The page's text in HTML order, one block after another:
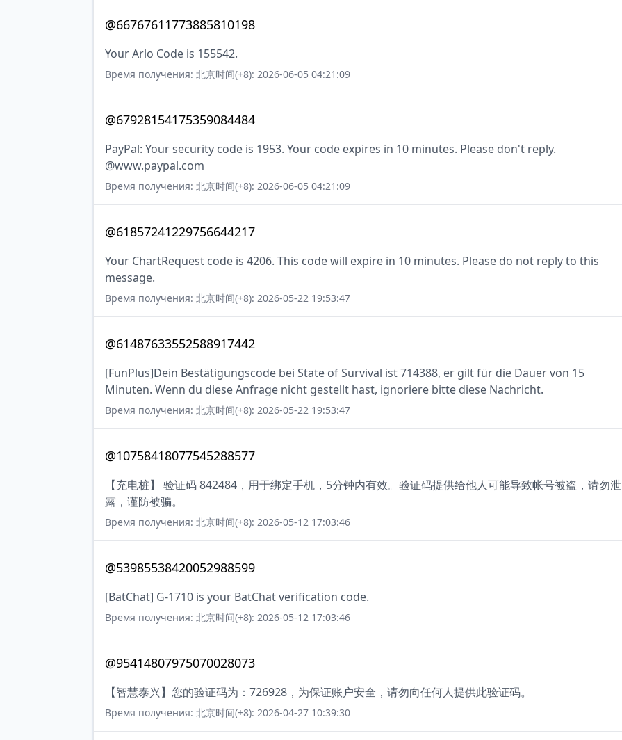
@66767611773885810198
Your Arlo Code is 155542.
Время получения: 北京时间(+8): 2026-06-05 04:21:09
@67928154175359084484
PayPal: Your security code is 1953. Your code expires in 10 minutes. Please don't reply.
@www.paypal.com
Время получения: 北京时间(+8): 2026-06-05 04:21:09
@61857241229756644217
Your ChartRequest code is 4206. This code will expire in 10 minutes. Please do not reply to this
message.
Время получения: 北京时间(+8): 2026-05-22 19:53:47
@61487633552588917442
[FunPlus]Dein Bestätigungscode bei State of Survival ist 714388, er gilt für die Dauer von 15
Minuten. Wenn du diese Anfrage nicht gestellt hast, ignoriere bitte diese Nachricht.
Время получения: 北京时间(+8): 2026-05-22 19:53:47
@10758418077545288577
【充电桩】 验证码 842484，用于绑定手机，5分钟内有效。验证码提供给他人可能导致帐号被盗，请勿泄
露，谨防被骗。
Время получения: 北京时间(+8): 2026-05-12 17:03:46
@53985538420052988599
[BatChat] G-1710 is your BatChat verification code.
Время получения: 北京时间(+8): 2026-05-12 17:03:46
@95414807975070028073
【智慧泰兴】您的验证码为：726928，为保证账户安全，请勿向任何人提供此验证码。
Время получения: 北京时间(+8): 2026-04-27 10:39:30